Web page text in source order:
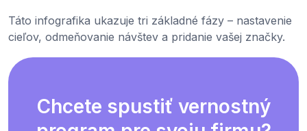
Táto infografika ukazuje tri základné fázy – nastavenie
cieľov, odmeňovanie návštev a pridanie vašej značky.
Chcete spustiť vernostný